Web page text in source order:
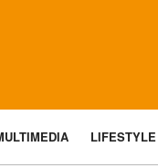
LIFESTYLE